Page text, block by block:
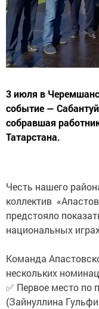
3 июля в
событие —
собравшая
Татарстана.
Честь нашего
коллектив
предстояло
национальных
Команда
нескольких
✅ Первое место по
(Зайнуллина